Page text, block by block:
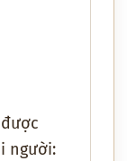
người: